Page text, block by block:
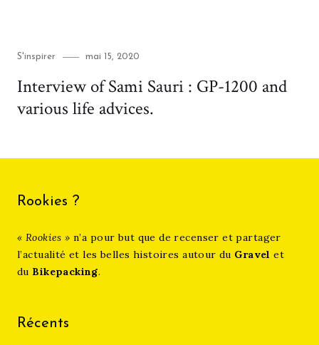
Category
S'inspirer
Posted
mai 15, 2020
Interview of Sami Sauri : GP-1200 and
various life advices.
Rookies ?
« Rookies »n’a pour but que de recenser et partager
l’actualité et les belles histoires autour du Gravel et
du Bikepacking.
Récents